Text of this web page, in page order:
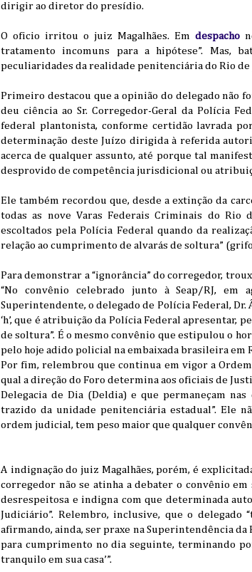
dirigir ao diretor do presídio.
O oficio irritou o juiz Magalhães. Emdespacho
tratamento incomuns para a hipótese”. Mas,
peculiaridades da realidade penitenciária do Rio de
Primeiro destacou que a opinião do delegado não
deu ciência ao Sr. Corregedor-Geral da Polícia
federal plantonista, conforme certidão lavrada
determinação deste Juízo dirigida à referida
acerca de qualquer assunto, até porque tal
desprovido de competência jurisdicional ou
Ele também recordou que, desde a extinção da
todas as nove Varas Federais Criminais do Rio
escoltados pela Polícia Federal quando da
relação ao cumprimento de alvarás de soltura”
Para demonstrar a “ignorância” do corregedor,
“No convênio celebrado junto à Seap/RJ, em
Superintendente, o delegado de Polícia Federal, Dr.
‘h’, que é atribuição da Polícia Federal
de soltura”. É o mesmo convênio que estipulou o
pelo hoje adido policial na embaixada brasileira em
Por fim, relembrou que continua em vigor a
qual a direção do Foro determina aos oficiais de
Delegacia de Dia (Deldia) e que permaneçam
trazido da unidade penitenciária estadual”. Ele
ordem judicial, tem peso maior que qualquer
A indignação do juiz Magalhães, porém, é
corregedor não se atinha a debater o convênio em
desrespeitosa e indigna com que determinada
Judiciário”. Relembro, inclusive, que o delegado
afirmando, ainda, ser praxe na Superintendência
para cumprimento no dia seguinte, terminando
tranquilo em sua casa’”.